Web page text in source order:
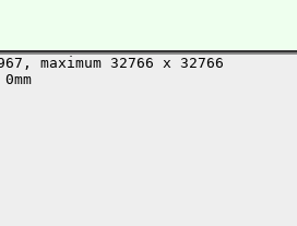
maximum 32766 x 32766